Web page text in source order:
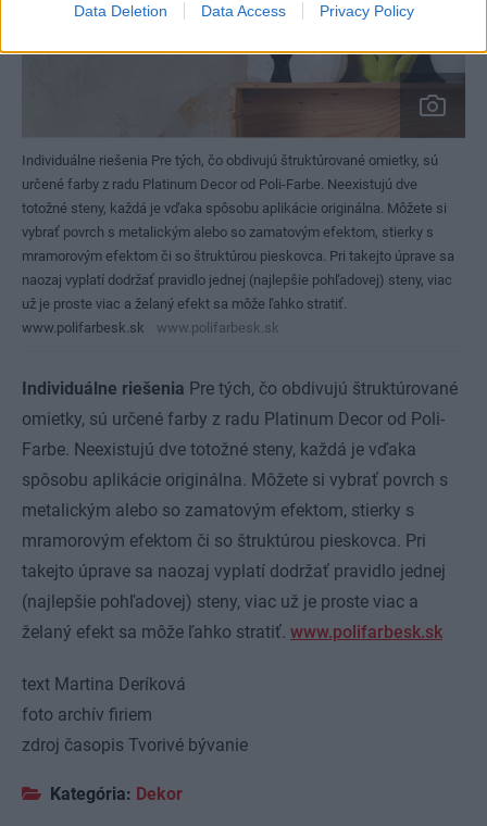
Data Deletion Data Access Privacy Policy
Individuálne riešenia Pre tých, čo obdivujú štruktúrované omietky, sú
určené farby z radu Platinum Decor od Poli-Farbe. Neexistujú dve
totožné steny, každá je vďaka spôsobu aplikácie originálna. Môžete si
vybrať povrch s metalickým alebo so zamatovým efektom, stierky s
mramorovým efektom či so štruktúrou pieskovca. Pri takejto úprave sa
naozaj vyplatí dodržať pravidlo jednej (najlepšie pohľadovej) steny, viac
už je proste viac a želaný efekt sa môže ľahko stratiť.
www.polifarbesk.sk
www.polifarbesk.sk
Individuálne riešenia Pre tých, čo obdivujú štruktúrované
omietky, sú určené farby z radu Platinum Decor od Poli-
Farbe. Neexistujú dve totožné steny, každá je vďaka
spôsobu aplikácie originálna. Môžete si vybrať povrch s
metalickým alebo so zamatovým efektom, stierky s
mramorovým efektom či so štruktúrou pieskovca. Pri
takejto úprave sa naozaj vyplatí dodržať pravidlo jednej
(najlepšie pohľadovej) steny, viac už je proste viac a
želaný efekt sa môže ľahko stratiť. www.polifarbesk.sk
text Martina Deríková
foto archív firiem
zdroj časopis Tvorivé bývanie
Kategória: Dekor